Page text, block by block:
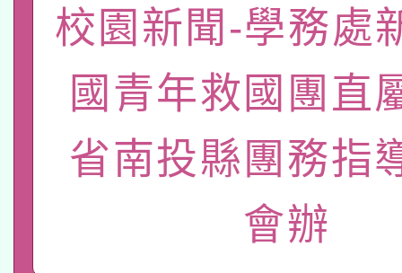
國立臺灣師範大學辦理
年度健康促進學校輔導
函轉國家教育研究院中
原住民族教育政策研討
族教育國際趨勢與發展
轉知教育部國民及學前
新北市政府教育局辦理
師專業成長研習實施計
方素養工作坊新北場」
函轉國立臺灣師範大學
族語言臺北學習中心
「族語學習班」招生簡
轉知有關國立成功大學
文教學共融平台-教案
教育部國民及學前教
年度COVID-19疫苗接
轉知經濟部水利署委託
校園新聞-學務處
國青年救國團直
省南投縣團務指
會辦